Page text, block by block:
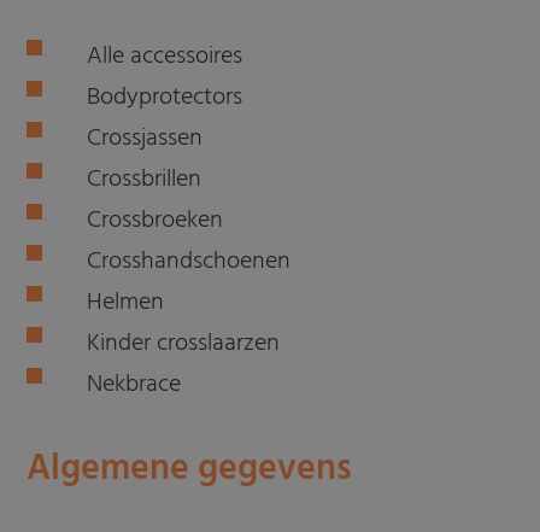
Alle accessoires
Bodyprotectors
Crossjassen
Crossbrillen
Crossbroeken
Crosshandschoenen
Helmen
Kinder crosslaarzen
Nekbrace
Algemene gegevens